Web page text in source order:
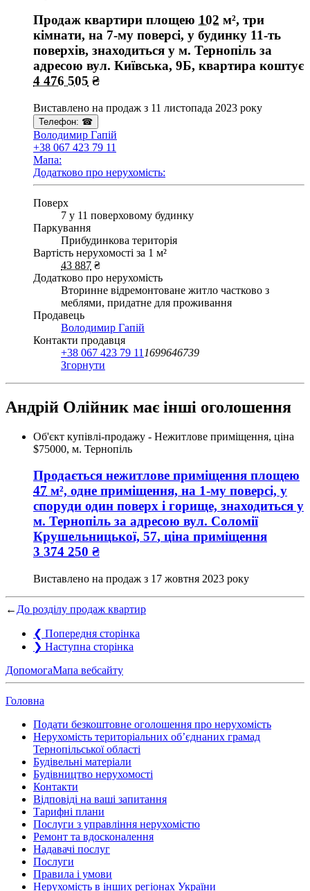
Продаж квартири площею 102 м², три
кімнати, на 7-му поверсі, у будинку 11-ть
поверхів, знаходиться у м. Тернопіль за
адресою вул. Київська, 9Б, квартира коштує
4 476 505 ₴
Виставлено на продаж з 11 листопада 2023 року
Телефон: ☎
Володимир Гапій
+38 067 423 79 11
Мапа:
Додатково про нерухомість:
Поверх
7 у 11 поверховому будинку
Паркування
Прибудинкова територія
Вартість нерухомості за 1 м²
43 887 ₴
Додатково про нерухомість
Вторинне відремонтоване житло частково з
меблями, придатне для проживання
Продавець
Володимир Гапій
Контакти продавця
+38 067 423 79 11 1699646739
Згорнути
Андрій Олійник має інші оголошення
Об'єкт купівлі-продажу - Нежитлове приміщення, ціна
$75000, м. Тернопіль
Продається нежитлове приміщення площею
47 м², одне приміщення, на 1-му поверсі, у
споруди один поверх і горище, знаходиться у
м. Тернопіль за адресою вул. Соломії
Крушельницької, 57, ціна приміщення
3 374 250 ₴
Виставлено на продаж з 17 жовтня 2023 року
← До розділу продаж квартир
❮ Попередня сторінка
❯ Наступна сторінка
ДопомогаМапа вебсайту
Головна
Подати безкоштовне оголошення про нерухомість
Нерухомість територіальних об’єднаних грамад
Тернопільської області
Будівельні матеріали
Будівництво нерухомості
Контакти
Відповіді на ваші запитання
Тарифні плани
Послуги з управління нерухомістю
Ремонт та вдосконалення
Надавачі послуг
Послуги
Правила і умови
Нерухомість в інших регіонах України